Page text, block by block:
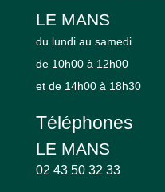
LE MANS
du lundi au samedi
de 10h00 à 12h00
et de 14h00 à 18h30
Téléphones
LE MANS
02 43 50 32 33